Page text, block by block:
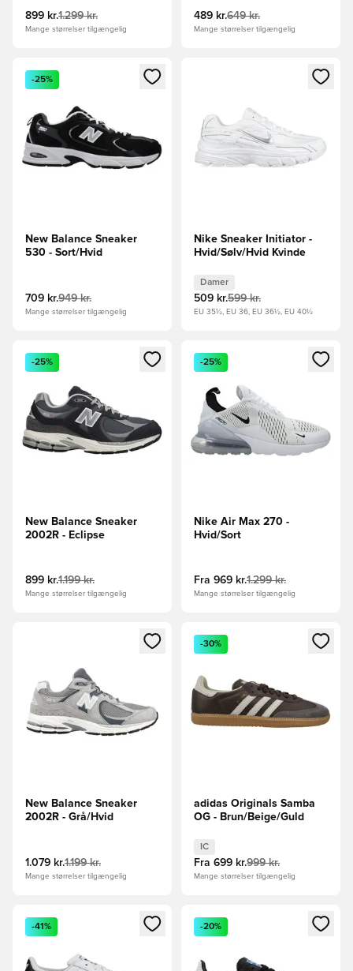
899 kr.1.299 kr.
Mange størrelser tilgængelig
489 kr.649 kr.
Mange størrelser tilgængelig
Åbner en Modal til at logge ind eller tilmelde dig som
-25%
New Balance Sneaker
530 - Sort/Hvid
709 kr.949 kr.
Mange størrelser tilgængelig
Åbner en Modal til at logge
Nike Sneaker Initiator -
Hvid/Sølv/Hvid Kvinde
Damer
509 kr.599 kr.
EU 35½, EU 36, EU 36½, EU 40½
Åbner en Modal til at logge ind eller tilmelde dig som
-25%
New Balance Sneaker
2002R - Eclipse
899 kr.1.199 kr.
Mange størrelser tilgængelig
Åbner en Modal til at logge
-25%
Nike Air Max 270 -
Hvid/Sort
Fra 969 kr.1.299 kr.
Mange størrelser tilgængelig
Åbner en Modal til at logge ind eller tilmelde dig som
New Balance Sneaker
2002R - Grå/Hvid
1.079 kr.1.199 kr.
Mange størrelser tilgængelig
Åbner en Modal til at logge
-30%
adidas Originals Samba
OG - Brun/Beige/Guld
IC
Fra 699 kr.999 kr.
Mange størrelser tilgængelig
Åbner en Modal til at logge ind eller tilmelde dig som
-41%
Åbner en Modal til at logge
-20%